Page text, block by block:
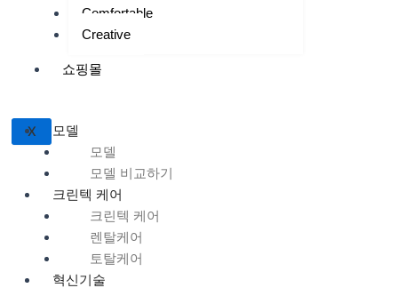
Comfortable
Creative
쇼핑몰
X
모델
모델
모델 비교하기
크린텍 케어
크린텍 케어
렌탈케어
토탈케어
혁신기술